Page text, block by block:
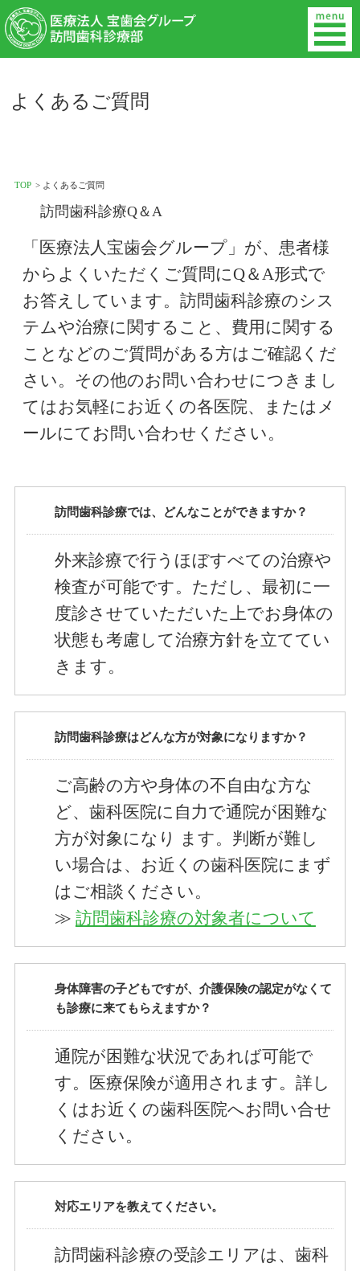
よくあるご質問
TOP よくあるご質問
訪問歯科診療Q＆A
「医療法人宝歯会グループ」が、患者様
からよくいただくご質問にQ＆A形式で
お答えしています。訪問歯科診療のシス
テムや治療に関すること、費用に関する
ことなどのご質問がある方はご確認くだ
さい。その他のお問い合わせにつきまし
てはお気軽にお近くの各医院、またはメ
ールにてお問い合わせください。
訪問歯科診療では、どんなことができますか？
外来診療で行うほぼすべての治療や
検査が可能です。ただし、最初に一
度診させていただいた上でお身体の
状態も考慮して治療方針を立ててい
きます。
訪問歯科診療はどんな方が対象になりますか？
ご高齢の方や身体の不自由な方な
ど、歯科医院に自力で通院が困難な
方が対象になり ます。判断が難し
い場合は、お近くの歯科医院にまず
はご相談ください。
≫ 訪問歯科診療の対象者について
身体障害の子どもですが、介護保険の認定がなくて
も診療に来てもらえますか？
通院が困難な状況であれば可能で
す。医療保険が適用されます。詳し
くはお近くの歯科医院へお問い合せ
ください。
対応エリアを教えてください。
訪問歯科診療の受診エリアは、歯科